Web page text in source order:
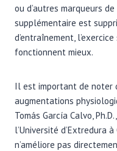
ou d’autres marqueurs
supplémentaire est
d’entraînement,
fonctionnent mieux.
Il est important de noter
augmentations
Tomás García Calvo,
l’Université d’Extredura
n’améliore pas